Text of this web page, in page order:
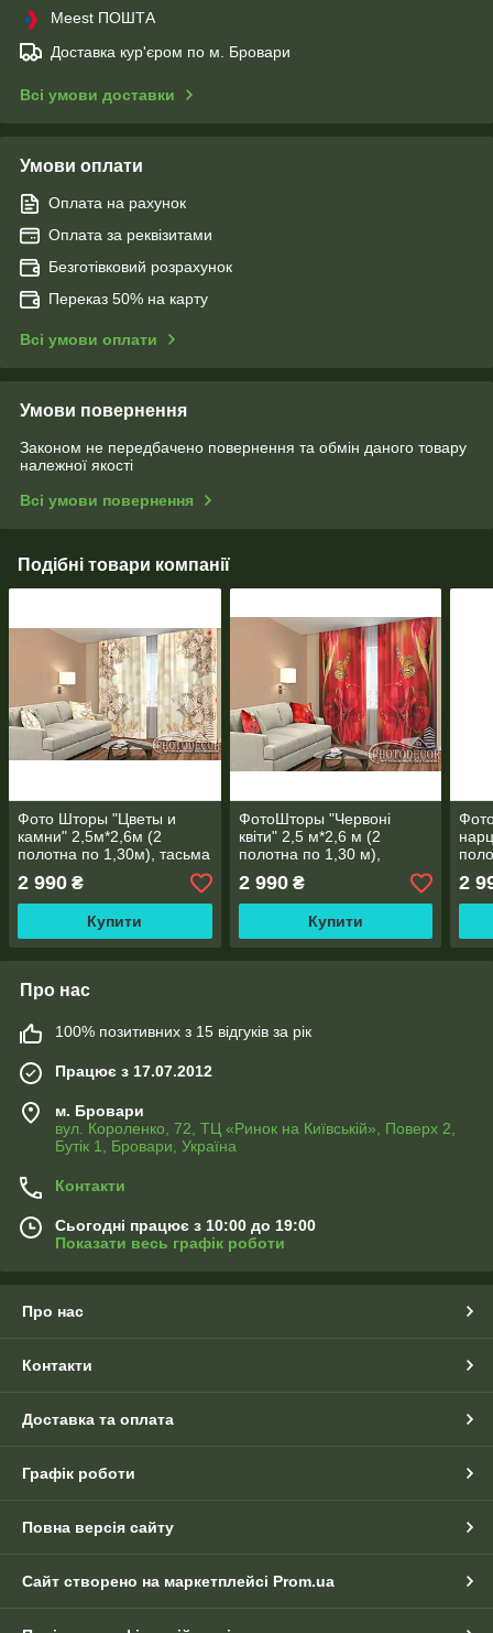
Meest ПОШТА
Доставка кур'єром по м. Бровари
Всі умови доставки
Умови оплати
Оплата на рахунок
Оплата за реквізитами
Безготівковий розрахунок
Переказ 50% на карту
Всі умови оплати
Умови повернення
Законом не передбачено повернення та обмін даного товару
належної якості
Всі умови повернення
Подібні товари компанії
Фото Шторы "Цветы и
камни" 2,5м*2,6м (2
полотна по 1,30м), тасьма
2 990 ₴
Купити
ФотоШторы "Червоні
квіти" 2,5 м*2,6 м (2
полотна по 1,30 м),
тасьма
2 990₴
Купити
2
Про нас
100% позитивних з 15 відгуків за рік
Працює з 17.07.2012
м. Бровари
вул. Короленко, 72, ТЦ «Ринок на Київській», Поверх 2,
Бутік 1, Бровари, Україна
Контакти
Сьогодні працює з 10:00 до 19:00
Показати весь графік роботи
Про нас
Контакти
Доставка та оплата
Графік роботи
Повна версія сайту
Сайт створено на маркетплейсі Prom.ua